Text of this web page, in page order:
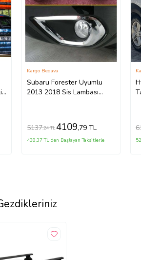
Subaru Forester Uyumlu
2013 2018 Sis Lambası
Kargo Bedava
5137,24 TL4109,79 TL
438,37 TL'den Başlayan Taksitlerle